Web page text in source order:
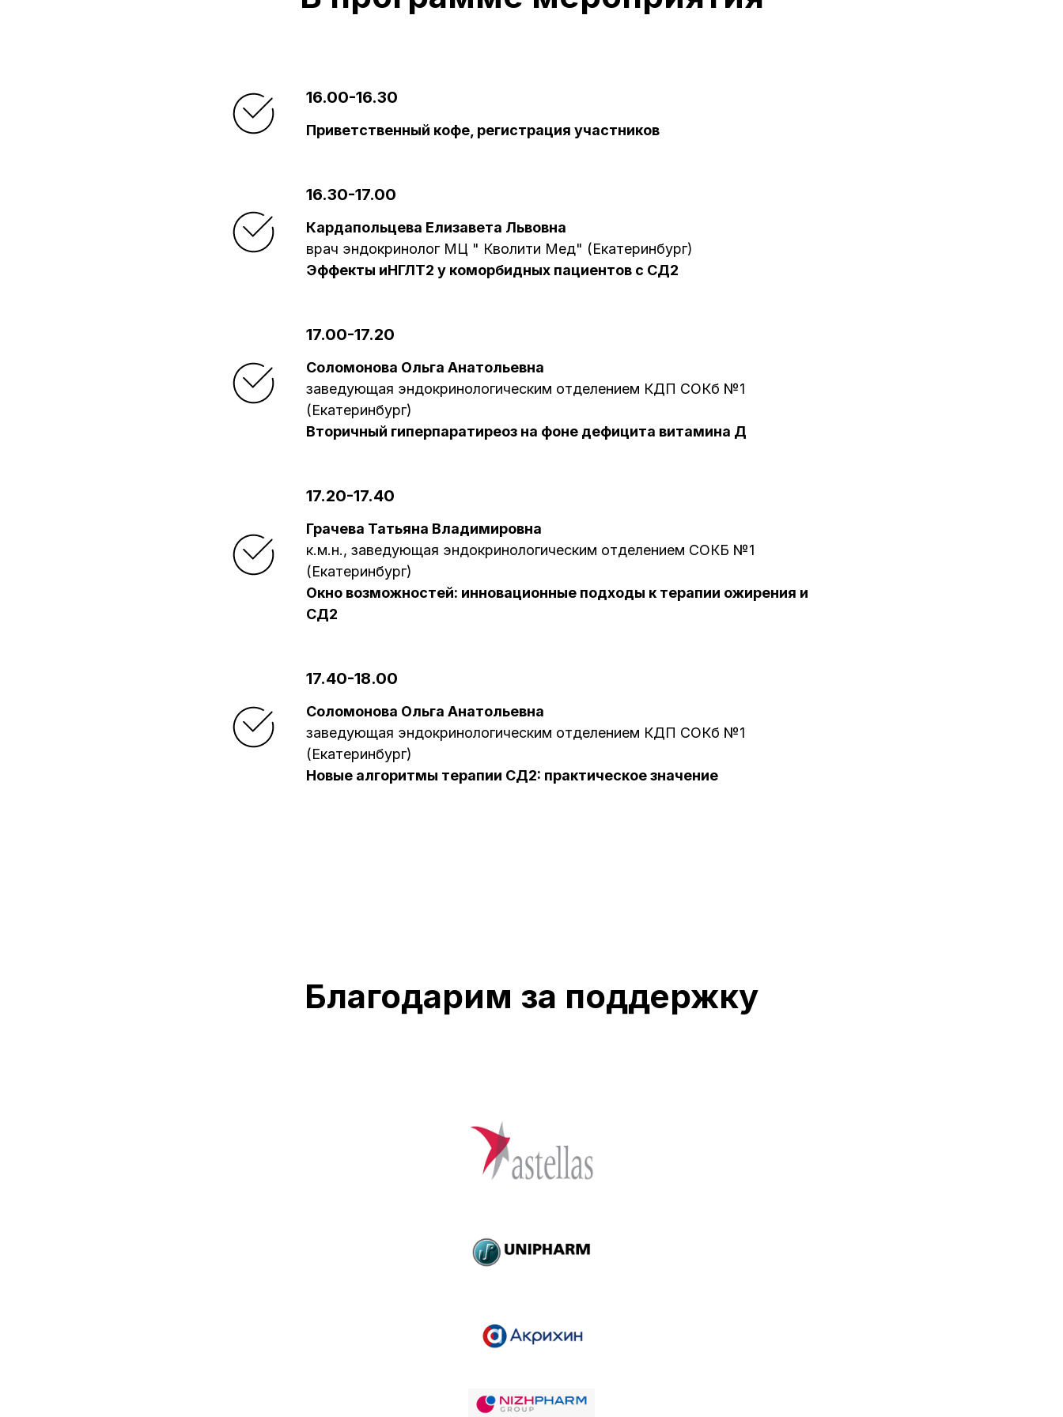
16.00-16.30
Приветственный кофе, регистрация участников
16.30-17.00
Кардапольцева Елизавета Львовна
врач эндокринолог МЦ " Кволити Мед" (Екатеринбург)
Эффекты иНГЛТ2 у коморбидных пациентов с СД2
17.00-17.20
Соломонова Ольга Анатольевна
заведующая эндокринологическим отделением КДП СОКб №1
(Екатеринбург)
Вторичный гиперпаратиреоз на фоне дефицита витамина Д
17.20-17.40
Грачева Татьяна Владимировна
к.м.н., заведующая эндокринологическим отделением СОКБ №1
(Екатеринбург)
Окно возможностей: инновационные подходы к терапии ожирения и
СД2
17.40-18.00
Соломонова Ольга Анатольевна
заведующая эндокринологическим отделением КДП СОКб №1
(Екатеринбург)
Новые алгоритмы терапии СД2: практическое значение
Благодарим за поддержку